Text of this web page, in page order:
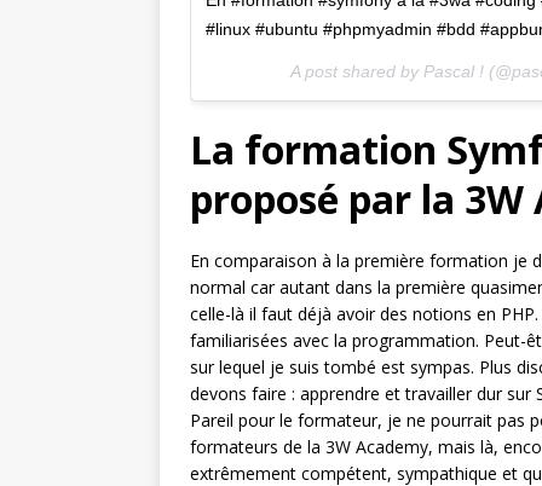
#linux #ubuntu #phpmyadmin #bdd
A post shared by Pascal !
La formation
proposé par la 3W
En comparaison à la première formation je
normal car autant dans la première
celle-là il faut déjà avoir des notions en
familiarisées avec la programmation. Peut-
sur lequel je suis tombé est sympas. Plus
devons faire : apprendre et travailler dur sur
Pareil pour le formateur, je ne pourrait pas
formateurs de la 3W Academy, mais là,
extrêmement compétent, sympathique et